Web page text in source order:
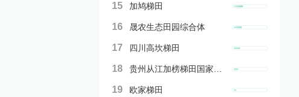
15 加鸠梯田
16 晟农生态田园综合体
17 四川高坎梯田
18 贵州从江加榜梯田国家湿地公园
19 欧家梯田